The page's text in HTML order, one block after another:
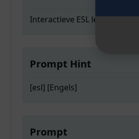
Interactieve ESL
Prompt Hint
[esl] [Engels]
Prompt